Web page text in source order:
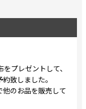
プレゼントして、
致しました。
他のお品を販売して